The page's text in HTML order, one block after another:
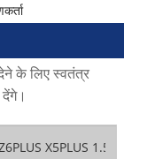
के लिए स्वतंत्र